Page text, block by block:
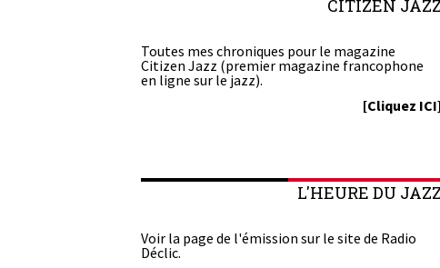
CITIZEN JAZZ
Toutes mes chroniques pour le magazine
Citizen Jazz (premier magazine francophone
en ligne sur le jazz).
[Cliquez ICI]
L'HEURE DU JAZZ
Voir la page de l'émission sur le site de Radio
Déclic.